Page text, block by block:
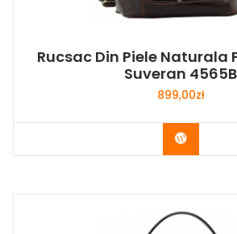
Rucsac Din Piele Naturala
Suveran 4565B
899,00zł
Buy Now